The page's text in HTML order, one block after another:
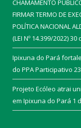
CHAMAMENTO
FIRMAR TERMO DE
POLÍTICA NACIONAL
(LEI Nº 14.399/2022)30
Ipixuna do Pará
do PPA Participativo
Projeto Ecóleo atrai
em Ipixuna do Pará 1